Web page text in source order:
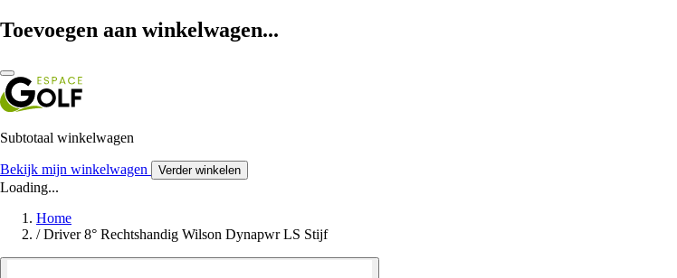
Toevoegen aan winkelwagen...
Subtotaal winkelwagen
Bekijk mijn winkelwagen Verder winkelen
Loading...
Home
/ Driver 8° Rechtshandig Wilson Dynapwr LS Stijf